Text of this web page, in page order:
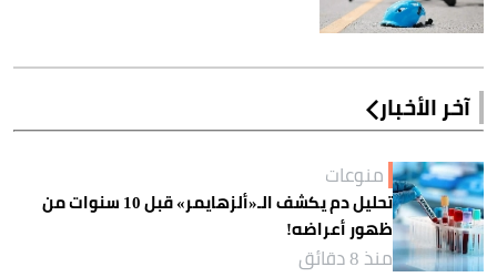
آخر الأخبار
منوعات
تحليل دم يكشف الـ«ألزهايمر» قبل 10 سنوات من
ظهور أعراضه!
منذ 8 دقائق